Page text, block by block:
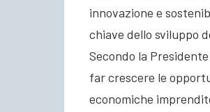
innovazione e
chiave dello sviluppo
Secondo la
far crescere le
economiche